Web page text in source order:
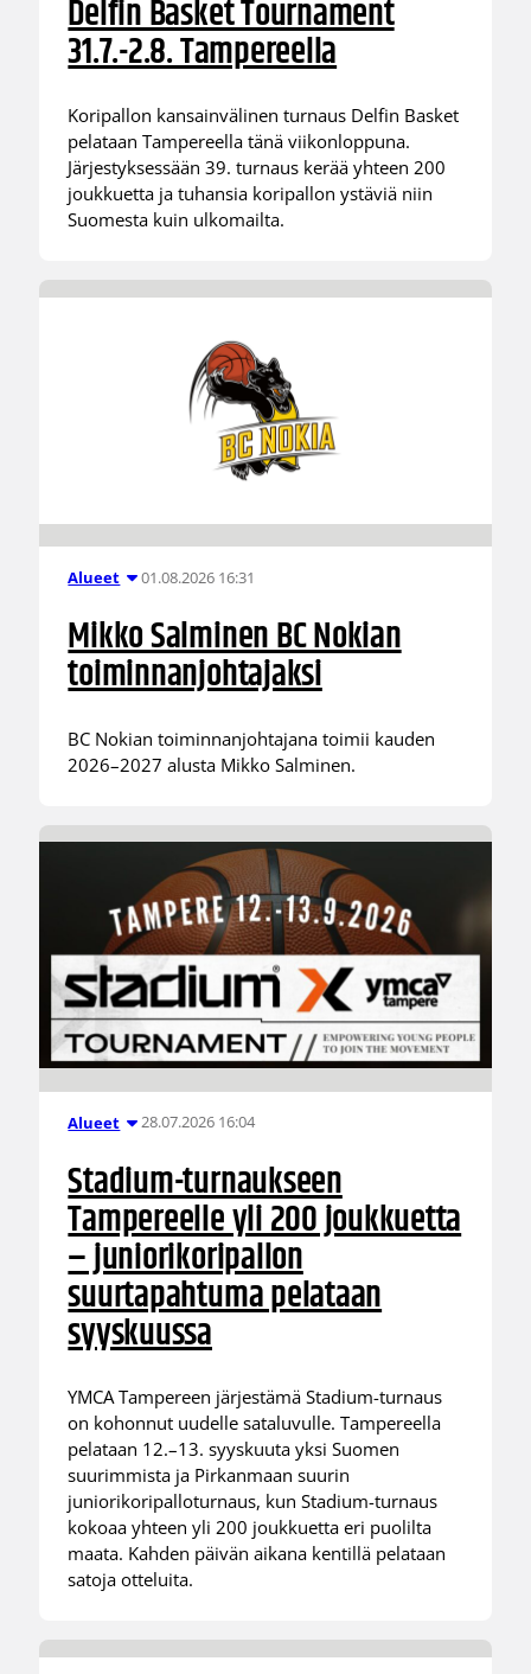
Delfin Basket Tournament
31.7.-2.8. Tampereella
Koripallon kansainvälinen turnaus Delfin Basket
pelataan Tampereella tänä viikonloppuna.
Järjestyksessään 39. turnaus kerää yhteen 200
joukkuetta ja tuhansia koripallon ystäviä niin
Suomesta kuin ulkomailta.
Alueet 01.08.2026 16:31
Mikko Salminen BC Nokian
toiminnanjohtajaksi
BC Nokian toiminnanjohtajana toimii kauden
2026–2027 alusta Mikko Salminen.
Alueet 28.07.2026 16:04
Stadium-turnaukseen
Tampereelle yli 200 joukkuetta
– juniorikoripallon
suurtapahtuma pelataan
syyskuussa
YMCA Tampereen järjestämä Stadium-turnaus
on kohonnut uudelle sataluvulle. Tampereella
pelataan 12.–13. syyskuuta yksi Suomen
suurimmista ja Pirkanmaan suurin
juniorikoripalloturnaus, kun Stadium-turnaus
kokoaa yhteen yli 200 joukkuetta eri puolilta
maata. Kahden päivän aikana kentillä pelataan
satoja otteluita.